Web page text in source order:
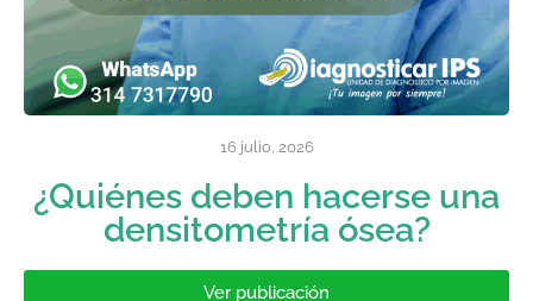
16 julio, 2026
¿Quiénes deben hacerse una
densitometría ósea?
Ver publicación